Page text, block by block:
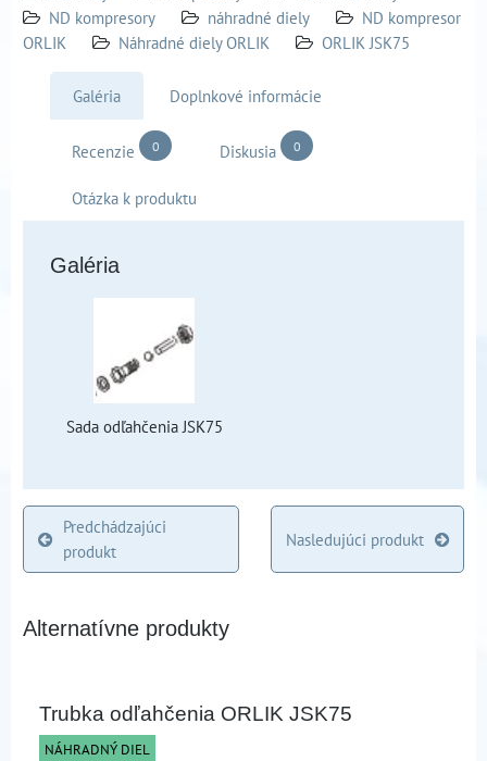
ND kompresory
náhradné diely
ND kompresor
ORLIK
Náhradné diely ORLIK ORLIK JSK75
Galéria Doplnkové informácie
Recenzie 0 Diskusia 0
Otázka k produktu
Galéria
Sada odľahčenia JSK75
Predchádzajúci
produkt
Nasledujúci produkt
Alternatívne produkty
Trubka odľahčenia ORLIK JSK75
NÁHRADNÝ DIEL